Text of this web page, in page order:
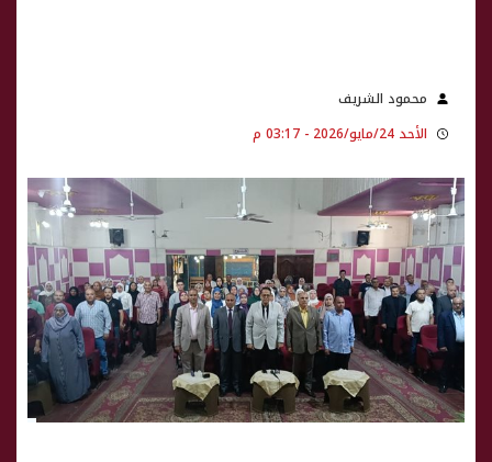
محمود الشريف
الأحد 24/مايو/2026 - 03:17 م